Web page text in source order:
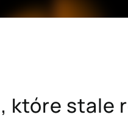
które stale